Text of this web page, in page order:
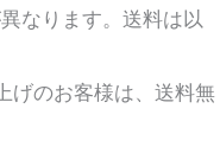
なります。送料は以
げのお客様は、送料無